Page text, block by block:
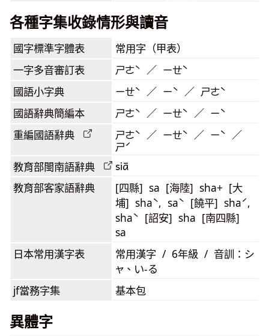
各種字集收錄情形與讀音
國字標準字體表 常用字（甲表）
一字多音審訂表 ㄕㄜˋ ／ ㄧㄝˋ
國語小字典 ㄧㄝˋ ／ ㄧˋ ／ ㄕㄜˋ
國語辭典簡編本 ㄕㄜˋ ／ ㄧㄝˋ ／ ㄧˋ
重編國語辭典
ㄕㄜˋ ／ ㄧㄝˋ ／ ㄧˋ ／
ㄕˊ
教育部閩南語辭典 siā
教育部客家語辭典
[四縣] sa [海陸] sha+ [大
埔] shaˋ, saˋ [饒平] shaˊ,
shaˋ [詔安] sha [南四縣]
sa
日本常用漢字表
常用漢字 / 6年級 / 音訓：シ
ャ、い-る
jf當務字集 基本包
異體字